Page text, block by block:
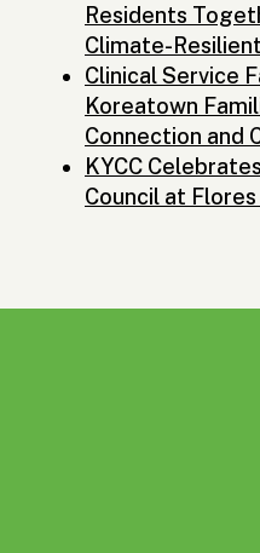
Residents
Climate-
Clinical Service
Koreatown
Connection and
KYCC
Council at